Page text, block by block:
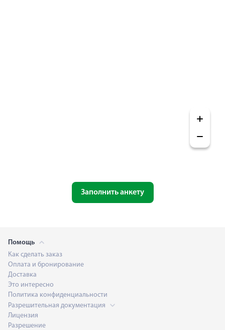
Заполнить анкету
Помощь
Как сделать заказ
Оплата и бронирование
Доставка
Это интересно
Политика конфиденциальности
Разрешительная документация
Лицензия
Разрешение